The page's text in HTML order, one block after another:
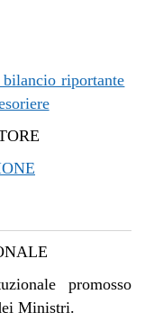
riportante
promosso
Ministri.